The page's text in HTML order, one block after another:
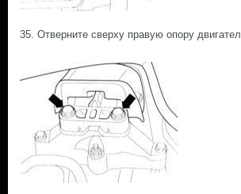
35. Отверните сверху правую опору